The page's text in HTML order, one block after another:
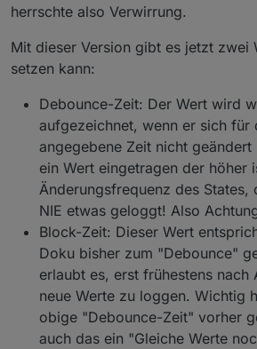
herrschte also Verwirrung.
Mit dieser Version gibt es jetzt zwei
setzen kann:
Debounce-Zeit: Der Wert wird
aufgezeichnet, wenn er sich für
angegebene Zeit nicht
ein Wert eingetragen der höher
Änderungsfrequenz des
NIE etwas geloggt! Also
Block-Zeit: Dieser Wert
Doku bisher zum "Debounce"
erlaubt es, erst frühestens nach
neue Werte zu loggen. Wichtig
obige "Debounce-Zeit" vorher
auch das ein "Gleiche Werte